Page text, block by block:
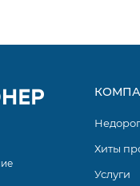
компании High Life
от 24 до 70
высоким
Хиты
Услуги